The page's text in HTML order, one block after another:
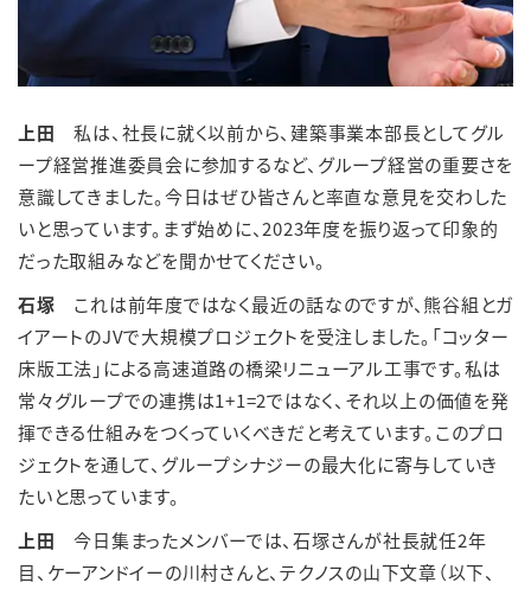
上田 私は、社長に就く以前から、建築事業本部長としてグル
ープ経営推進委員会に参加するなど、グループ経営の重要さを
意識してきました。今日はぜひ皆さんと率直な意見を交わした
いと思っています。まず始めに、2023年度を振り返って印象的
だった取組みなどを聞かせてください。
石塚 これは前年度ではなく最近の話なのですが、熊谷組とガ
イアートのJVで大規模プロジェクトを受注しました。「コッター
床版工法」による高速道路の橋梁リニューアル工事です。私は
常々グループでの連携は1+1=2ではなく、それ以上の価値を発
揮できる仕組みをつくっていくべきだと考えています。このプロ
ジェクトを通して、グループシナジーの最大化に寄与していき
たいと思っています。
上田 今日集まったメンバーでは、石塚さんが社長就任2年
目、ケーアンドイーの川村さんと、テクノスの山下文章（以下、